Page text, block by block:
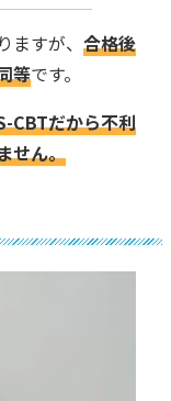
すが、 合格後
等です。
CBTだから不利
せん。